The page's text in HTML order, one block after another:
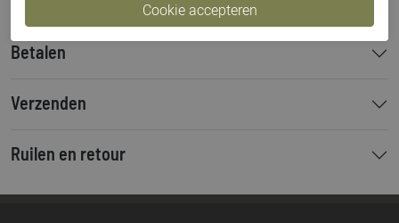
Betalen
Verzenden
Ruilen en retour